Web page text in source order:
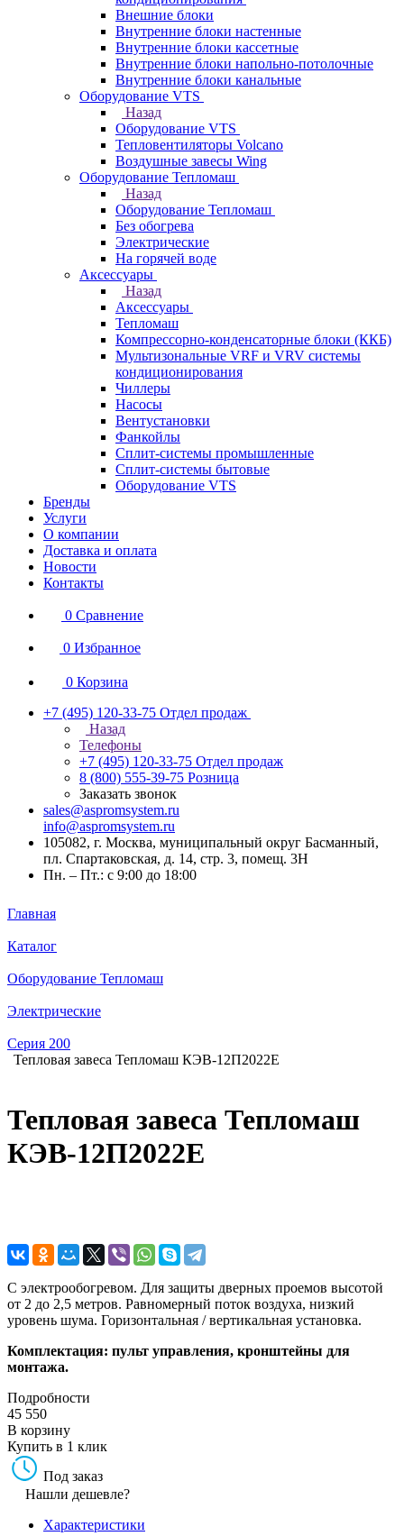
Внешние блоки
Внутренние блоки настенные
Внутренние блоки кассетные
Внутренние блоки напольно-потолочные
Внутренние блоки канальные
Оборудование VTS
Назад
Оборудование VTS
Тепловентиляторы Volcano
Воздушные завесы Wing
Оборудование Тепломаш
Назад
Оборудование Тепломаш
Без обогрева
Электрические
На горячей воде
Аксессуары
Назад
Аксессуары
Тепломаш
Компрессорно-конденсаторные блоки (ККБ)
Мультизональные VRF и VRV системы
кондиционирования
Чиллеры
Насосы
Вентустановки
Фанкойлы
Сплит-системы промышленные
Сплит-системы бытовые
Оборудование VTS
Бренды
Услуги
О компании
Доставка и оплата
Новости
Контакты
0 Сравнение
0 Избранное
0 Корзина
+7 (495) 120-33-75 Отдел продаж
Назад
Телефоны
+7 (495) 120-33-75 Отдел продаж
8 (800) 555-39-75 Розница
Заказать звонок
sales@aspromsystem.ru
info@aspromsystem.ru
105082, г. Москва, муниципальный округ Басманный,
пл. Спартаковская, д. 14, стр. 3, помещ. 3Н
Пн. – Пт.: с 9:00 до 18:00
Главная
Каталог
Оборудование Тепломаш
Электрические
Серия 200
Тепловая завеса Тепломаш КЭВ-12П2022E
Тепловая завеса Тепломаш
КЭВ-12П2022E
С электрообогревом. Для защиты дверных проемов высотой
от 2 до 2,5 метров. Равномерный поток воздуха, низкий
уровень шума. Горизонтальная / вертикальная установка.
Комплектация: пульт управления, кронштейны для
монтажа.
Подробности
45 550
В корзину
Купить в 1 клик
Под заказ
Нашли дешевле?
Характеристики